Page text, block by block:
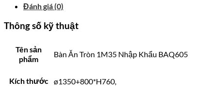
Đánh giá (0)
Thông số kỹ thuật
Tên sản
phẩm
Bàn Ăn Tròn 1M35 Nhập Khẩu BAQ605
Kích thước ø1350+800*H760,